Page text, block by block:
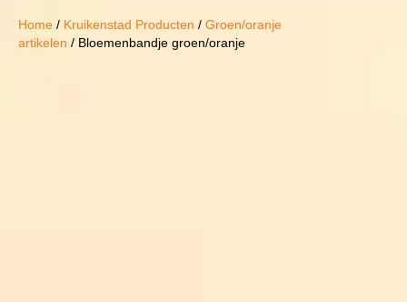
Home / Kruikenstad Producten / Groen/oranje
artikelen / Bloemenbandje groen/oranje